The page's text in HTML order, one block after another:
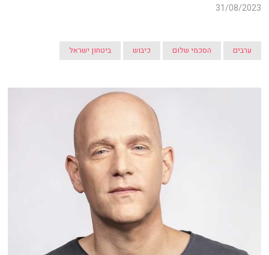
31/08/2023
ערבים הסכמי שלום כיבוש ביטחון ישראל